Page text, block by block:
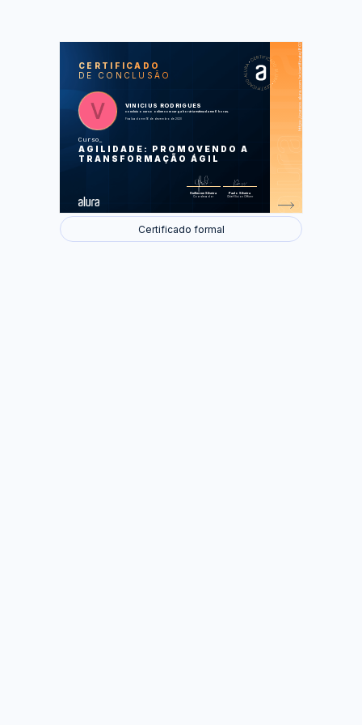
CERTIFICADO
DE CONCLUSÃO
VINICIUS RODRIGUES
concluiu o curso online com carga horária estimada em 6 horas.
Finalizado em 16 de dezembro de 2020
Curso
AGILIDADE: PROMOVENDO A
TRANSFORMAÇÃO ÁGIL
Guilherme Silveira
Coordenador
Paulo Silveira
Chief Vision Officer
https://cursos.alura.com.br/certificate/803606f0-4321-401c-a7c8-5566eeb3be94
LAS
O Método Ágil
O Método Waterfall
Foram feitas 26 de 26 atividades.
Certificado formal